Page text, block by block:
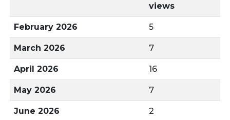
views
February 2026 5
March 2026 7
April 2026 16
May 2026 7
June 2026 2